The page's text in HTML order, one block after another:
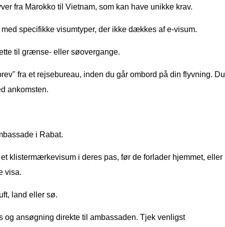
fra Marokko til Vietnam, som kan have unikke krav.
specifikke visumtyper, der ikke dækkes af e-visum.
til grænse- eller søovergange.
fra et rejsebureau, inden du går ombord på din flyvning. Du
ankomsten.
i Rabat.
klistermærkevisum i deres pas, før de forlader hjemmet, eller
visa.
land eller sø.
og ansøgning direkte til ambassaden. Tjek venligst